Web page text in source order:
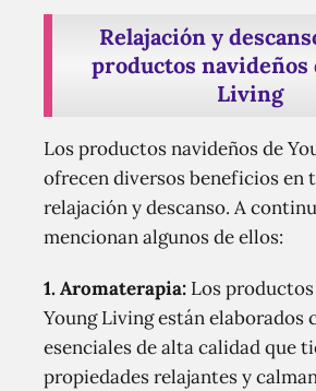
Relajación y
productos navideños
Living
Los productos navideños de
ofrecen diversos beneficios en
relajación y descanso. A
mencionan algunos de ellos:
1. Aromaterapia: Los
Young Living están elaborados
esenciales de alta calidad que
propiedades relajantes y